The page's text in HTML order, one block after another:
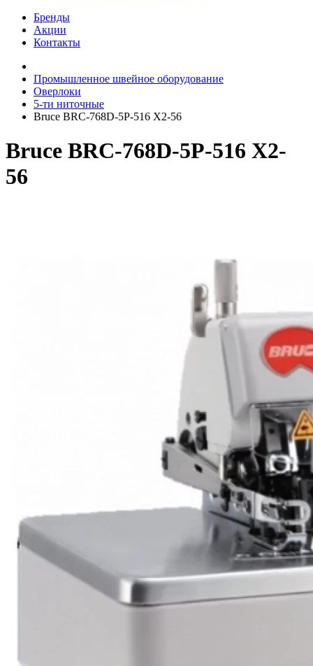
Бренды
Акции
Контакты
Промышленное швейное оборудование
Оверлоки
5-ти ниточные
Bruce BRC-768D-5P-516 X2-56
Bruce BRC-768D-5P-516 X2-
56